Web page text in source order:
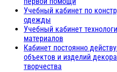
Учебный кабинет по
одежды
Учебный кабинет
материалов
Кабинет постоянно
объектов и изделий
творчества